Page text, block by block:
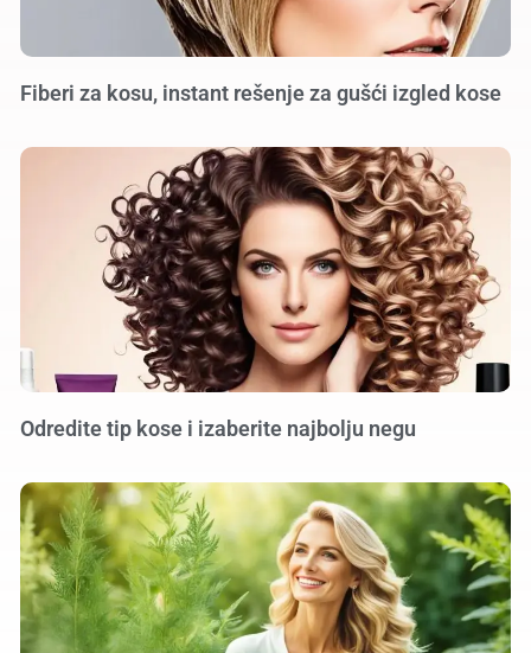
Fiberi za kosu, instant rešenje za gušći izgled kose
Odredite tip kose i izaberite najbolju negu